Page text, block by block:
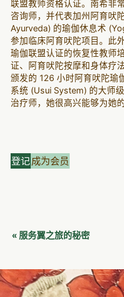
联盟教师资格认证。南希非
咨询师，并代表加州阿育吠
Ayurveda) 的瑜伽休息术
参加临床阿育吠陀项目。此
瑜伽联盟认证的恢复性教师
证、阿育吠陀按摩和身体疗
颁发的 126 小时阿育吠陀瑜
系统 (Usui System) 的大师
治疗师，她很高兴能够为她
登记成为会员
活
导
航
« 服务翼之旅的秘密